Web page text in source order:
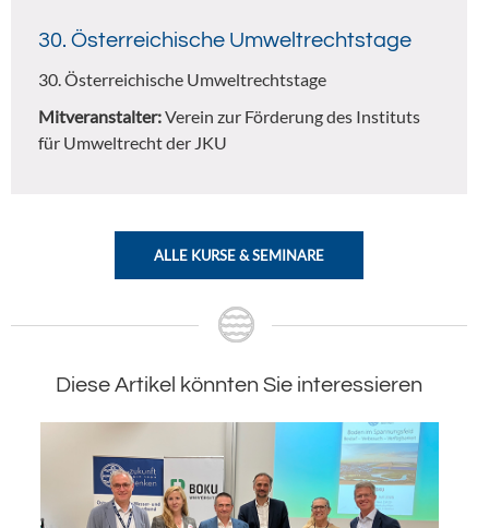
30. Österreichische Umweltrechtstage
30. Österreichische Umweltrechtstage
Mitveranstalter:Verein zur Förderung des Instituts
für Umweltrecht der JKU
ALLE KURSE & SEMINARE
Diese Artikel könnten Sie interessieren